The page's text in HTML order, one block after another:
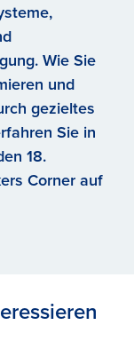
Wie Sie
und
gezieltes
Sie in
18.
Corner auf